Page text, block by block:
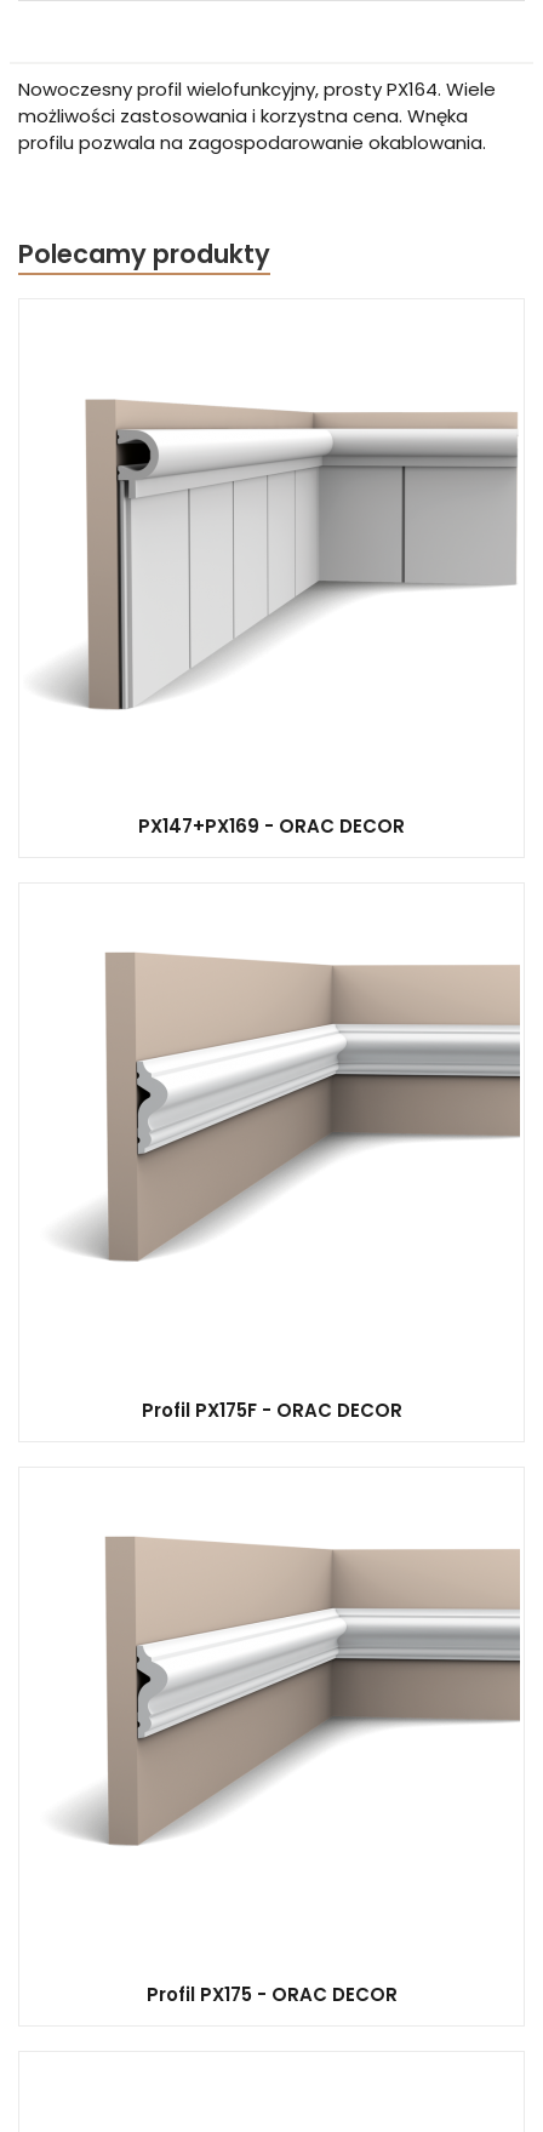
Nowoczesny profil wielofunkcyjny, prosty PX164. Wiele
możliwości zastosowania i korzystna cena. Wnęka
profilu pozwala na zagospodarowanie okablowania.
Polecamy produkty
PX147+PX169 - ORAC DECOR
Profil PX175F - ORAC DECOR
Profil PX175 - ORAC DECOR